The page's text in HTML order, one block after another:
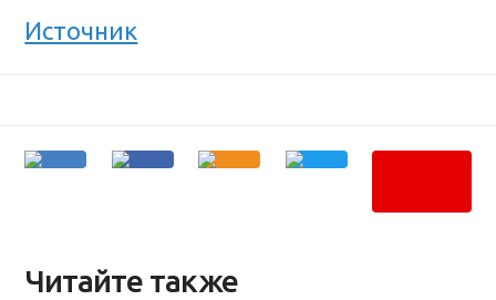
Источник
Читайте также